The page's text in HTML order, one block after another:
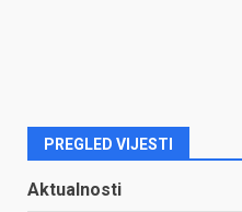
PREGLED VIJESTI
Aktualnosti